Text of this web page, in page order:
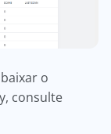
o
consulte